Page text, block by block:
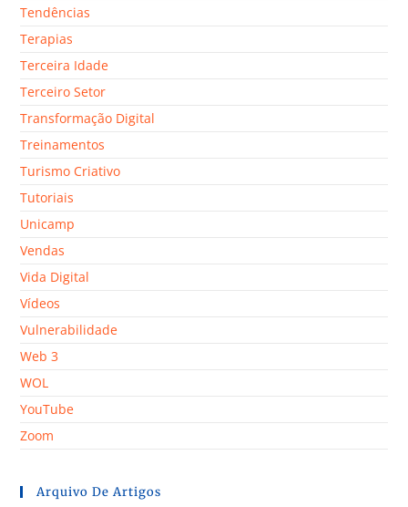
Tendências
Terapias
Terceira Idade
Terceiro Setor
Transformação Digital
Treinamentos
Turismo Criativo
Tutoriais
Unicamp
Vendas
Vida Digital
Vídeos
Vulnerabilidade
Web 3
WOL
YouTube
Zoom
Arquivo De Artigos